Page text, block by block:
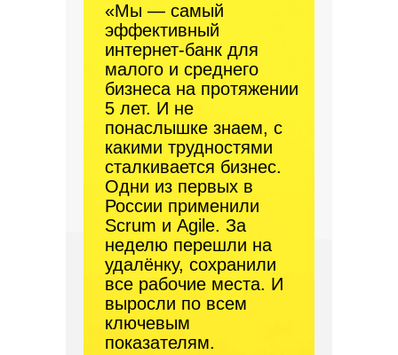
«Мы — самый
эффективный
интернет‑банк для
малого и среднего
бизнеса на протяжении
5 лет. И не
понаслышке знаем, с
какими трудностями
сталкивается бизнес.
Одни из первых в
России применили
Scrum и Agile. За
неделю перешли на
удалёнку, сохранили
все рабочие места. И
выросли по всем
ключевым
показателям.